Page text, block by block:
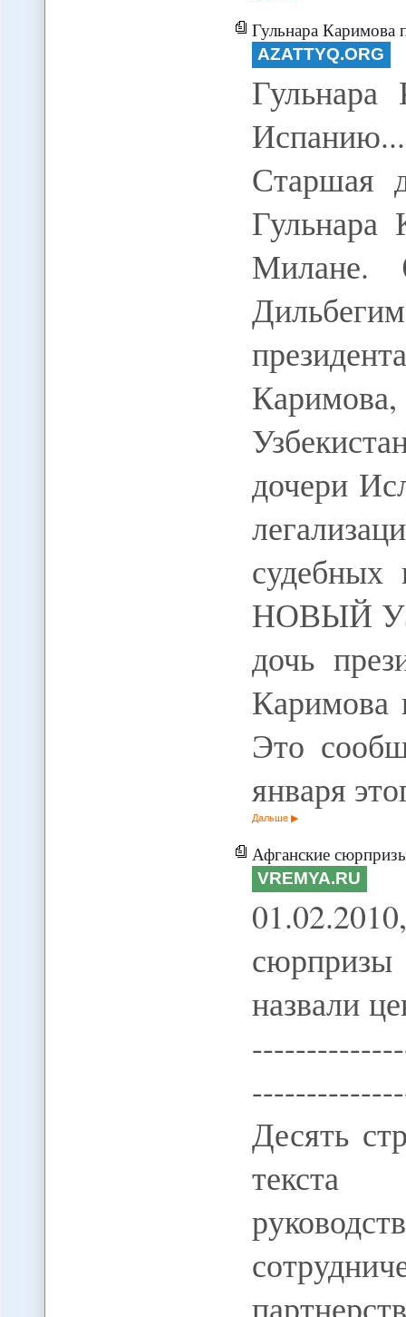
Гульнара Каримова
AZATTYQ.ORG
Старшая
Милане.
дочери
судебных
НОВЫЙ
дочь
Каримова
Это
января
Дальше
Афганские
VREMYA.RU
назвали
Десять
текста